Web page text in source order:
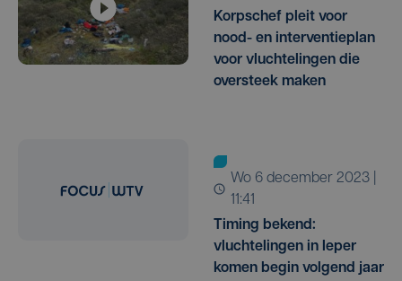
Korpschef pleit voor
nood- en interventieplan
voor vluchtelingen die
oversteek maken
wo 6 december 2023 |
11:41
Timing bekend:
vluchtelingen in Ieper
komen begin volgend jaar